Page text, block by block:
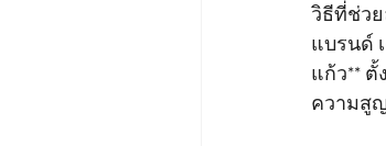
วิธีที่ช่ว
แบรนด์
แก้ว**
ความสู